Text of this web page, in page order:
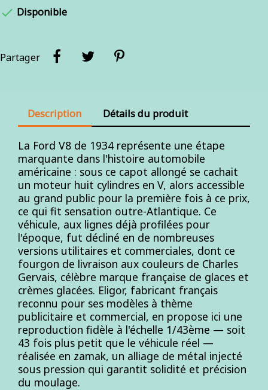
 Disponible
Partager
Description Détails du produit
La Ford V8 de 1934 représente une étape
marquante dans l'histoire automobile
américaine : sous ce capot allongé se cachait
un moteur huit cylindres en V, alors accessible
au grand public pour la première fois à ce prix,
ce qui fit sensation outre-Atlantique. Ce
véhicule, aux lignes déjà profilées pour
l'époque, fut décliné en de nombreuses
versions utilitaires et commerciales, dont ce
fourgon de livraison aux couleurs de Charles
Gervais, célèbre marque française de glaces et
crèmes glacées. Eligor, fabricant français
reconnu pour ses modèles à thème
publicitaire et commercial, en propose ici une
reproduction fidèle à l'échelle 1/43ème — soit
43 fois plus petit que le véhicule réel —
réalisée en zamak, un alliage de métal injecté
sous pression qui garantit solidité et précision
du moulage.